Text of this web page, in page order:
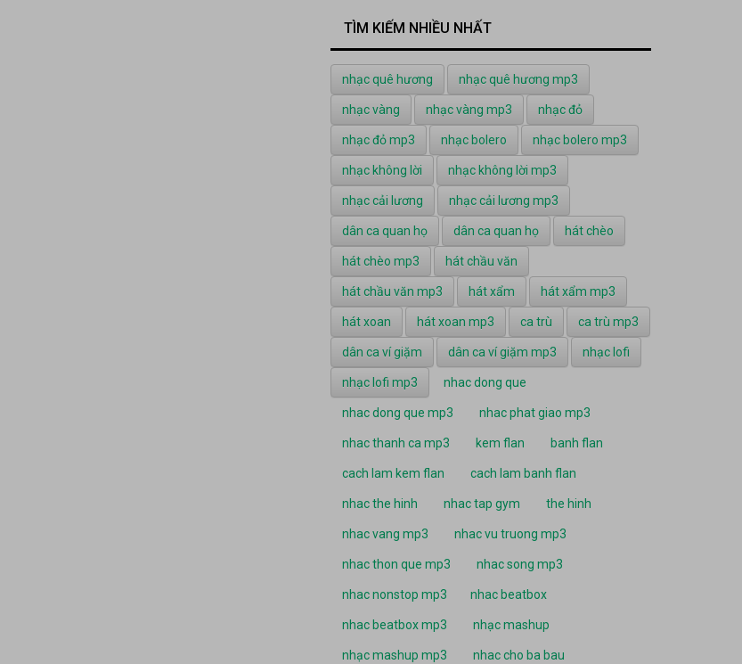
TÌM KIẾM NHIỀU NHẤT
nhạc quê hương nhạc quê hương mp3
nhạc vàng nhạc vàng mp3 nhạc đỏ
nhạc đỏ mp3 nhạc bolero nhạc bolero mp3
nhạc không lời nhạc không lời mp3
nhạc cải lương nhạc cải lương mp3
dân ca quan họ dân ca quan họ hát chèo
hát chèo mp3 hát chầu văn
hát chầu văn mp3 hát xẩm hát xẩm mp3
hát xoan hát xoan mp3 ca trù ca trù mp3
dân ca ví giặm dân ca ví giặm mp3 nhạc lofi
nhạc lofi mp3 nhac dong que
nhac dong que mp3 nhac phat giao mp3
nhac thanh ca mp3 kem flan banh flan
cach lam kem flan cach lam banh flan
nhac the hinh nhac tap gym the hinh
nhac vang mp3 nhac vu truong mp3
nhac thon que mp3 nhac song mp3
nhac nonstop mp3 nhac beatbox
nhac beatbox mp3 nhạc mashup
nhạc mashup mp3 nhac cho ba bau